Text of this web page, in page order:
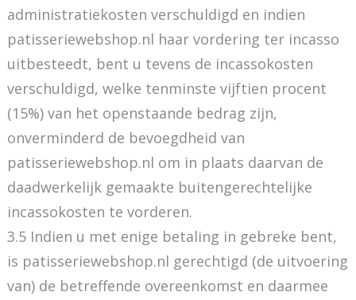
administratiekosten verschuldigd en indien
patisseriewebshop.nl haar vordering ter incasso
uitbesteedt, bent u tevens de incassokosten
verschuldigd, welke tenminste vijftien procent
(15%) van het openstaande bedrag zijn,
onverminderd de bevoegdheid van
patisseriewebshop.nl om in plaats daarvan de
daadwerkelijk gemaakte buitengerechtelijke
incassokosten te vorderen.
3.5 Indien u met enige betaling in gebreke bent,
is patisseriewebshop.nl gerechtigd (de uitvoering
van) de betreffende overeenkomst en daarmee